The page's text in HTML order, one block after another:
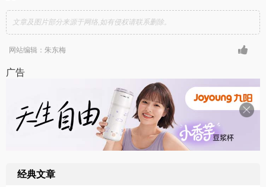
文章及图片部分来源于网络,如有侵权请联系删除。
网站编辑：朱东梅
广告
经典文章